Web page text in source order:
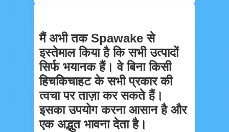
मैं अभी तक Spawake से
इस्तेमाल किया है कि सभी उत्पादों
सिर्फ भयानक हैं। वे बिना किसी
हिचकिचाहट के सभी प्रकार की
त्वचा पर ताज़ा कर सकते हैं।
इसका उपयोग करना आसान है और
एक अद्भुत भावना देता है।